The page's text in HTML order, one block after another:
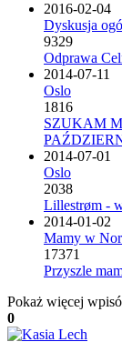
2016-02-04
Dyskusja
9329
Odprawa
2014-07-11
Oslo
1816
SZUKAM
2014-07-01
Oslo
2038
Lillestrøm -
2014-01-02
Mamy w
17371
Przyszle
Pokaż więcej
0